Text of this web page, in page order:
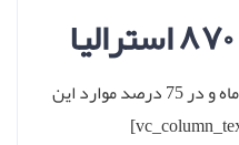
در 90 درصد موارد این ویزا در 4 ماه و در 75 درصد موارد این
ویزا در 87 روز صادر می شود.[/vc_column_text]